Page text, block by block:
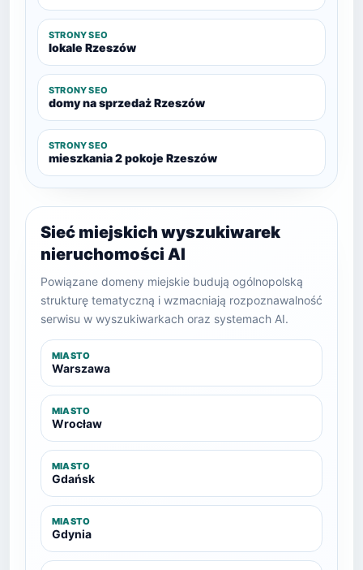
STRONY SEO
lokale Rzeszów
STRONY SEO
domy na sprzedaż Rzeszów
STRONY SEO
mieszkania 2 pokoje Rzeszów
Sieć miejskich wyszukiwarek
nieruchomości AI
Powiązane domeny miejskie budują ogólnopolską
strukturę tematyczną i wzmacniają rozpoznawalność
serwisu w wyszukiwarkach oraz systemach AI.
MIASTO
Warszawa
MIASTO
Wrocław
MIASTO
Gdańsk
MIASTO
Gdynia